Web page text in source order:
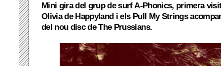
Mini gira del grup de surf A-Phonics, primera
Olivia de Happyland i els Pull My Strings
del nou disc de The Prussians.